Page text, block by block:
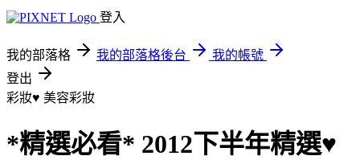
登入
我的部落格 我的部落格後台
我的帳號
登出
彩妝♥ 美容彩妝
*精選必看* 2012下半年精選♥